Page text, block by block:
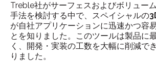
Treble社がサーフェスおよびボリュー
手法を検討する中で、スペイシャルの
が自社アプリケーションに迅速かつ容
とを知りました。このツールは製品に
く、開発・実装の工数を大幅に削減で
りました。